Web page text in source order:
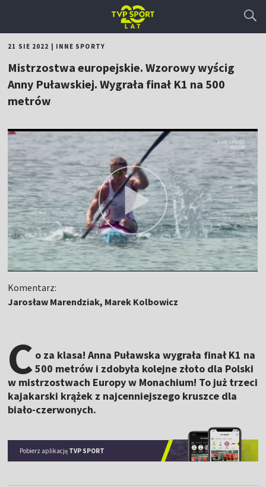
21 SIE 2022 INNE SPORTY
Mistrzostwa europejskie. Wzorowy wyścig
Anny Puławskiej. Wygrała finał K1 na 500
metrów
Komentarz:
Jarosław Marendziak, Marek Kolbowicz
C o za klasa! Anna Puławska wygrała finał K1 na
500 metrów i zdobyła kolejne złoto dla Polski
w mistrzostwach Europy w Monachium! To już trzeci
kajakarski krążek z najcenniejszego kruszce dla
biało-czerwonych.
Pobierz aplikację TVP SPORT